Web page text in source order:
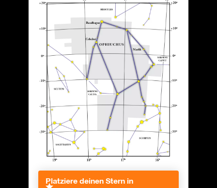
Platziere deinen Stern in